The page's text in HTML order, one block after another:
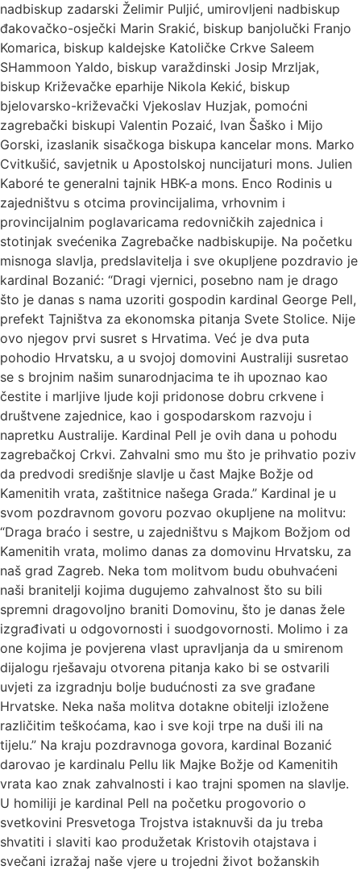
nadbiskup zadarski Želimir Puljić, umirovljeni nadbiskup
đakovačko-osječki Marin Srakić, biskup banjolučki Franjo
Komarica, biskup kaldejske Katoličke Crkve Saleem
SHammoon Yaldo, biskup varaždinski Josip Mrzljak,
biskup Križevačke eparhije Nikola Kekić, biskup
bjelovarsko-križevački Vjekoslav Huzjak, pomoćni
zagrebački biskupi Valentin Pozaić, Ivan Šaško i Mijo
Gorski, izaslanik sisačkoga biskupa kancelar mons. Marko
Cvitkušić, savjetnik u Apostolskoj nuncijaturi mons. Julien
Kaboré te generalni tajnik HBK-a mons. Enco Rodinis u
zajedništvu s otcima provincijalima, vrhovnim i
provincijalnim poglavaricama redovničkih zajednica i
stotinjak svećenika Zagrebačke nadbiskupije. Na početku
misnoga slavlja, predslavitelja i sve okupljene pozdravio je
kardinal Bozanić: “Dragi vjernici, posebno nam je drago
što je danas s nama uzoriti gospodin kardinal George Pell,
prefekt Tajništva za ekonomska pitanja Svete Stolice. Nije
ovo njegov prvi susret s Hrvatima. Već je dva puta
pohodio Hrvatsku, a u svojoj domovini Australiji susretao
se s brojnim našim sunarodnjacima te ih upoznao kao
čestite i marljive ljude koji pridonose dobru crkvene i
društvene zajednice, kao i gospodarskom razvoju i
napretku Australije. Kardinal Pell je ovih dana u pohodu
zagrebačkoj Crkvi. Zahvalni smo mu što je prihvatio poziv
da predvodi središnje slavlje u čast Majke Božje od
Kamenitih vrata, zaštitnice našega Grada.” Kardinal je u
svom pozdravnom govoru pozvao okupljene na molitvu:
“Draga braćo i sestre, u zajedništvu s Majkom Božjom od
Kamenitih vrata, molimo danas za domovinu Hrvatsku, za
naš grad Zagreb. Neka tom molitvom budu obuhvaćeni
naši branitelji kojima dugujemo zahvalnost što su bili
spremni dragovoljno braniti Domovinu, što je danas žele
izgrađivati u odgovornosti i suodgovornosti. Molimo i za
one kojima je povjerena vlast upravljanja da u smirenom
dijalogu rješavaju otvorena pitanja kako bi se ostvarili
uvjeti za izgradnju bolje budućnosti za sve građane
Hrvatske. Neka naša molitva dotakne obitelji izložene
različitim teškoćama, kao i sve koji trpe na duši ili na
tijelu.” Na kraju pozdravnoga govora, kardinal Bozanić
darovao je kardinalu Pellu lik Majke Božje od Kamenitih
vrata kao znak zahvalnosti i kao trajni spomen na slavlje.
U homiliji je kardinal Pell na početku progovorio o
svetkovini Presvetoga Trojstva istaknuvši da ju treba
shvatiti i slaviti kao produžetak Kristovih otajstava i
svečani izražaj naše vjere u trojedni život božanskih